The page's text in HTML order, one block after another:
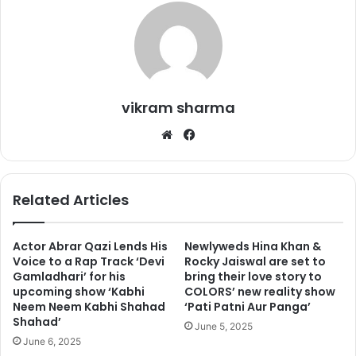
अमिताभ बच्चन –हालांकि अमिताभ ने शाहरुख खान से पहले बॉलीवुड में एंट्री की
थी और बहुत पैसा कमाया पर यह शाहरुख खान के बाद दुसरे नंबर पर आते है.
क्योंकि इनके पास 402$ Million की संपति है.
vikram sharma
We
te
bo
Related Articles
Actor Abrar Qazi Lends His
Voice to a Rap Track ‘Devi
Gamladhari’ for his
upcoming show ‘Kabhi
Neem Neem Kabhi Shahad
Shahad’
June 6, 2025
Newlyweds Hina Khan &
Rocky Jaiswal are set to
bring their love story to
COLORS’ new reality show
‘Pati Patni Aur Panga’
June 5, 2025